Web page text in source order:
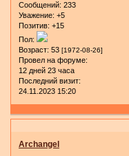
Сообщений: 233
Уважение: +5
Позитив: +15
Пол:
Возраст: 53 [1972-08-26]
Провел на форуме:
12 дней 23 часа
Последний визит:
24.11.2023 15:20
Archangel